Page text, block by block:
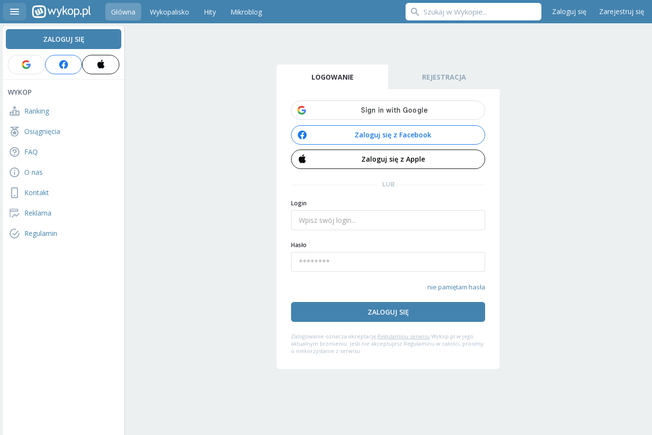
Główna Wykopalisko Hity Mikroblog Zaloguj się Zarejestruj się
ZALOGUJ SIĘ
WYKOP
Ranking
Osiągnięcia
FAQ
O nas
Kontakt
Reklama
Regulamin
LOGOWANIE REJESTRACJA
Zaloguj się z Facebook
Zaloguj się z Apple
LUB
Login
Hasło
nie pamiętam hasła
ZALOGUJ SIĘ
Zalogowanie oznacza akceptację Regulaminu serwisu Wykop.pl w jego
aktualnym brzmieniu. Jeśli nie akceptujesz Regulaminu w całości, prosimy
o niekorzystanie z serwisu.